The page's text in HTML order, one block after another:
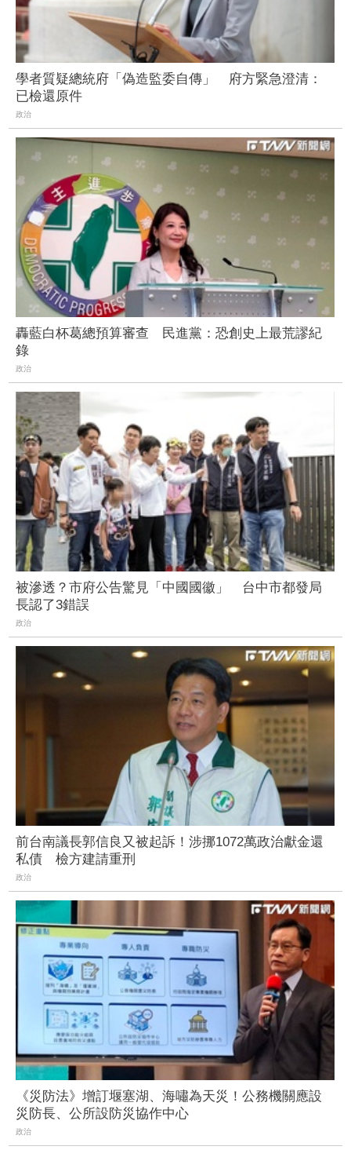
學者質疑總統府「偽造監委自傳」 府方緊急澄清：
已檢還原件
政治
轟藍白杯葛總預算審查 民進黨：恐創史上最荒謬紀
錄
政治
被滲透？市府公告驚見「中國國徽」 台中市都發局
長認了3錯誤
政治
前台南議長郭信良又被起訴！涉挪1072萬政治獻金還
私債 檢方建請重刑
政治
《災防法》增訂堰塞湖、海嘯為天災！公務機關應設
災防長、公所設防災協作中心
政治